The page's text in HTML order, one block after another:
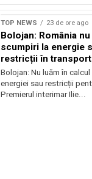
TOP NEWS 23 de ore ago
Bolojan: România nu
scumpiri la energie
restricții în
Bolojan: Nu luăm în
energiei sau restricții
Premierul interimar Ilie...